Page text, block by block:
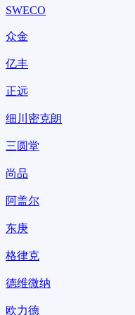
SWECO
众金
亿丰
正远
细川密克朗
三圆堂
尚品
阿盖尔
东庚
格律克
德维微纳
欧力德